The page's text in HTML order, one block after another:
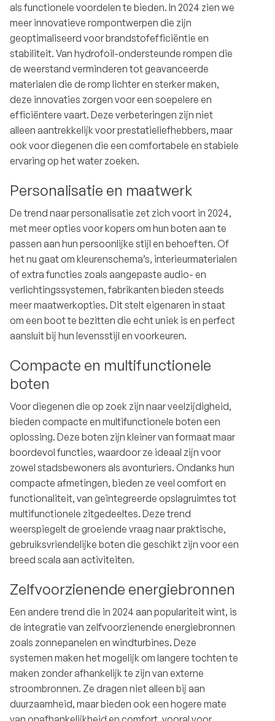
als functionele voordelen te bieden. In 2024 zien we
meer innovatieve rompontwerpen die zijn
geoptimaliseerd voor brandstofefficiëntie en
stabiliteit. Van hydrofoil-ondersteunde rompen die
de weerstand verminderen tot geavanceerde
materialen die de romp lichter en sterker maken,
deze innovaties zorgen voor een soepelere en
efficiëntere vaart. Deze verbeteringen zijn niet
alleen aantrekkelijk voor prestatieliefhebbers, maar
ook voor diegenen die een comfortabele en stabiele
ervaring op het water zoeken.
Personalisatie en maatwerk
De trend naar personalisatie zet zich voort in 2024,
met meer opties voor kopers om hun boten aan te
passen aan hun persoonlijke stijl en behoeften. Of
het nu gaat om kleurenschema’s, interieurmaterialen
of extra functies zoals aangepaste audio- en
verlichtingssystemen, fabrikanten bieden steeds
meer maatwerkopties. Dit stelt eigenaren in staat
om een boot te bezitten die echt uniek is en perfect
aansluit bij hun levensstijl en voorkeuren.
Compacte en multifunctionele
boten
Voor diegenen die op zoek zijn naar veelzijdigheid,
bieden compacte en multifunctionele boten een
oplossing. Deze boten zijn kleiner van formaat maar
boordevol functies, waardoor ze ideaal zijn voor
zowel stadsbewoners als avonturiers. Ondanks hun
compacte afmetingen, bieden ze veel comfort en
functionaliteit, van geïntegreerde opslagruimtes tot
multifunctionele zitgedeeltes. Deze trend
weerspiegelt de groeiende vraag naar praktische,
gebruiksvriendelijke boten die geschikt zijn voor een
breed scala aan activiteiten.
Zelfvoorzienende energiebronnen
Een andere trend die in 2024 aan populariteit wint, is
de integratie van zelfvoorzienende energiebronnen
zoals zonnepanelen en windturbines. Deze
systemen maken het mogelijk om langere tochten te
maken zonder afhankelijk te zijn van externe
stroombronnen. Ze dragen niet alleen bij aan
duurzaamheid, maar bieden ook een hogere mate